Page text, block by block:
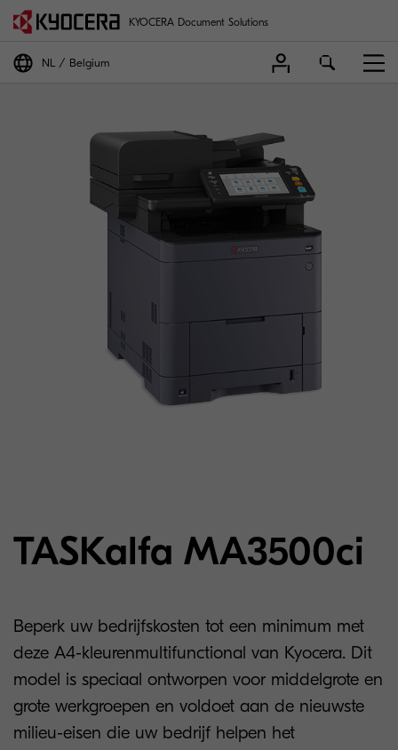
KYOCERA Document Solutions
NL Belgium
TASKalfa MA3500ci
Beperk uw bedrijfskosten tot een minimum met
deze A4-kleurenmultifunctional van Kyocera. Dit
model is speciaal ontworpen voor middelgrote en
grote werkgroepen en voldoet aan de nieuwste
milieu-eisen die uw bedrijf helpen het